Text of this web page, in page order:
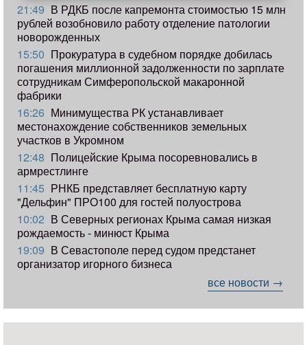
21:49 В РДКБ после капремонта стоимостью 15 млн
рублей возобновило работу отделение патологии
новорожденных
15:50 Прокуратура в судебном порядке добилась
погашения миллионной задолженности по зарплате
сотрудникам Симферопольской макаронной
фабрики
16:26 Минимущества РК устанавливает
местонахождение собственников земельных
участков в Укромном
12:48 Полицейские Крыма посоревновались в
армрестлинге
11:45 РНКБ представляет бесплатную карту
"Дельфин" ПРО100 для гостей полуострова
10:02 В Северных регионах Крыма самая низкая
рождаемость - минюст Крыма
19:09 В Севастополе перед судом предстанет
организатор игорного бизнеса
все новости →